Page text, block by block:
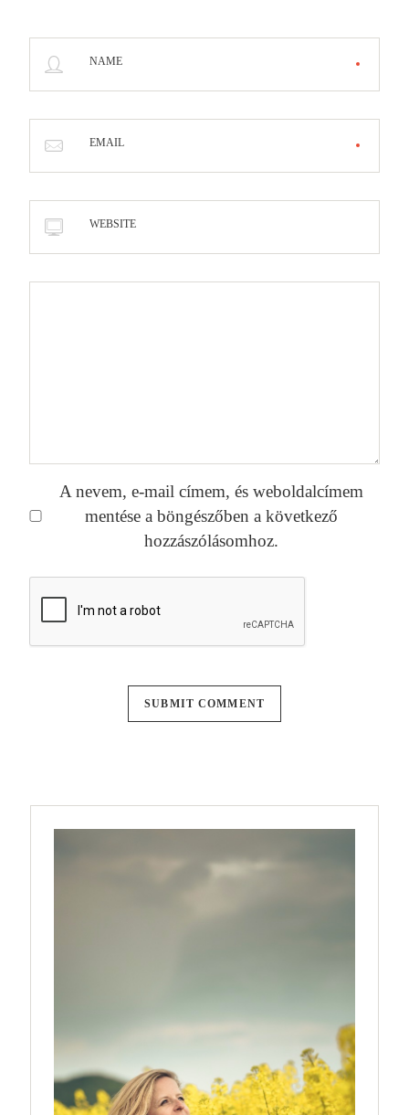
NAME
EMAIL
WEBSITE
A nevem, e-mail címem, és weboldalcímem
mentése a böngészőben a következő
hozzászólásomhoz.